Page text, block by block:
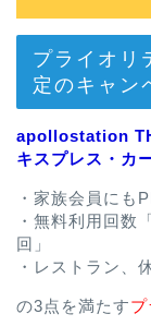
プライオリ
定のキャン
apollostation
キスプレス・カ
・家族会員にも
・無料利用回数
回」
・レストラン、
の3点を満たす